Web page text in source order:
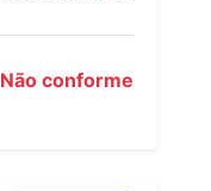
Não conforme